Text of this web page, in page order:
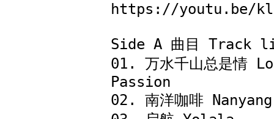
https://youtu.be/
Side A 曲目 Track
01. 万水千山总是情
Passion
02. 南洋咖啡